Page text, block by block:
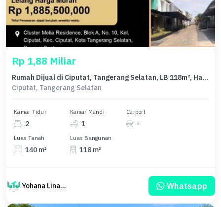
Rp 1,88 Miliar
Rumah Dijual di Ciputat, Tangerang Selatan, LB 118m², Harga Kompetitif!
Ciputat, Tangerang Selatan
Kamar Tidur
2
Kamar Mandi
1
Carport
-
Luas Tanah
140 m²
Luas Bangunan
118 m²
Yohana Linawati Sutanto Whatsapp